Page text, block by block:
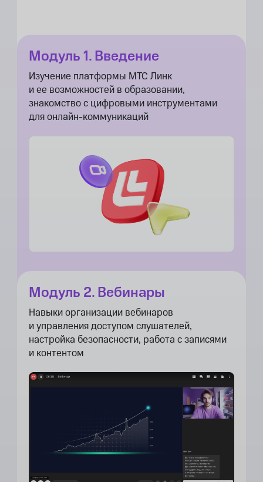
Модуль 1. Введение
Изучение платформы МТС Линк
и ее возможностей в образовании,
знакомство с цифровыми инструментами
для онлайн-коммуникаций​
Модуль 2. Вебинары
Навыки организации вебинаров
и управления доступом слушателей,
настройка безопасности, работа с записями
и контентом​